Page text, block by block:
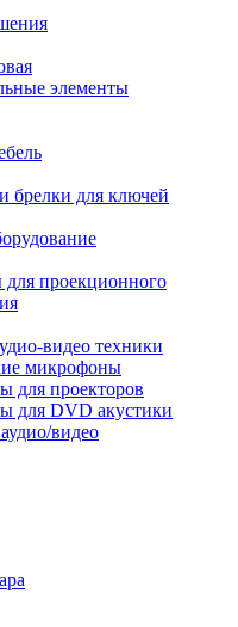
элементы
брелки для ключей
для проекционного
видео техники
микрофоны
для проекторов
для DVD акустики
видео